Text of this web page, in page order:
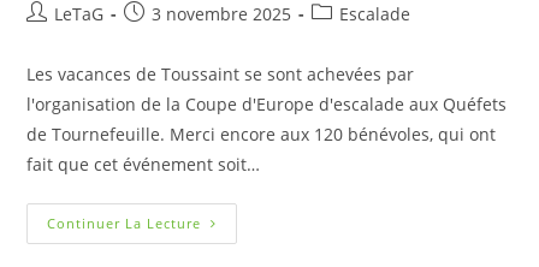
LeTaG 3 novembre 2025 Escalade
Les vacances de Toussaint se sont achevées par
l'organisation de la Coupe d'Europe d'escalade aux Quéfets
de Tournefeuille. Merci encore aux 120 bénévoles, qui ont
fait que cet événement soit…
Continuer La Lecture